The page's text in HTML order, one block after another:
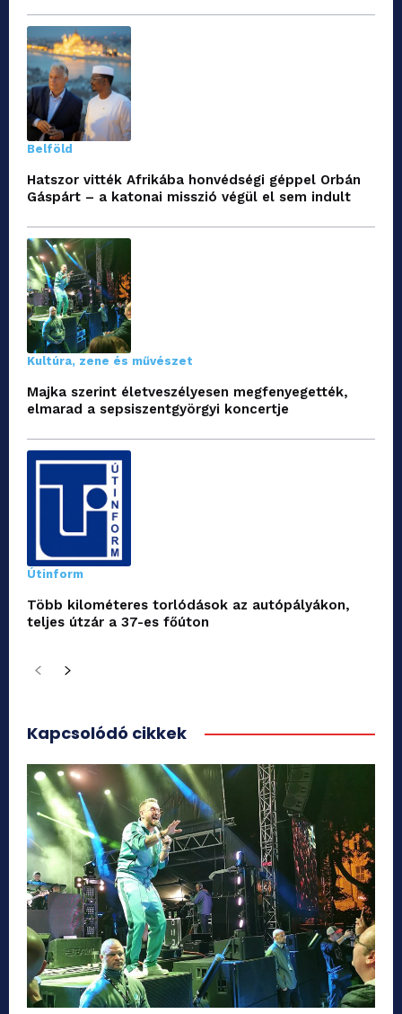
Belföld
Hatszor vitték Afrikába honvédségi géppel Orbán
Gáspárt – a katonai misszió végül el sem indult
Kultúra, zene és művészet
Majka szerint életveszélyesen megfenyegették,
elmarad a sepsiszentgyörgyi koncertje
Útinform
Több kilométeres torlódások az autópályákon,
teljes útzár a 37-es főúton
Kapcsolódó cikkek